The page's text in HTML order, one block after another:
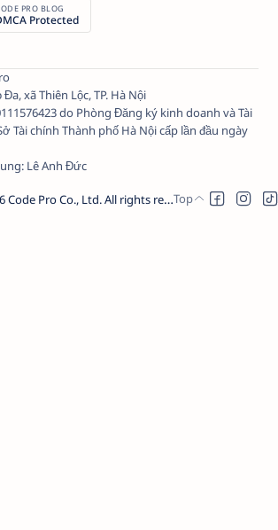
PRO BLOG
Protected
xã Thiên Lộc, TP. Hà Nội
do Phòng Đăng ký kinh doanh và Tài
Tài chính Thành phố Hà Nội cấp lần đầu ngày
Lê Anh Đức
Code Pro Co., Ltd.All rights reserved.